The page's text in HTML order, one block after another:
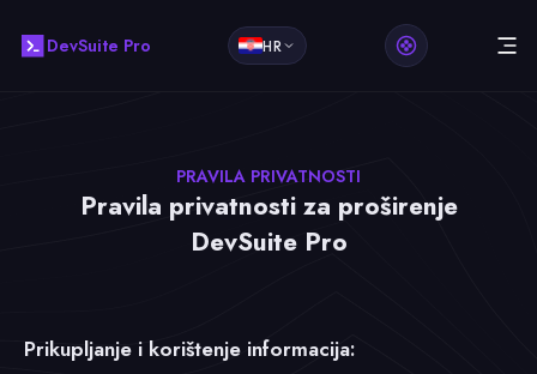
DevSuite Pro HR
PRAVILA PRIVATNOSTI
Pravila privatnosti za proširenje
DevSuite Pro
Prikupljanje i korištenje informacija: